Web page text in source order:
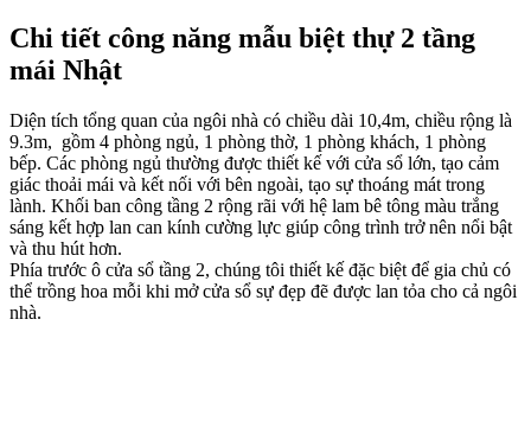
Chi tiết công năng mẫu biệt thự 2 tầng
mái Nhật
Diện tích tổng quan của ngôi nhà có chiều dài 10,4m, chiều rộng là
9.3m, gồm 4 phòng ngủ, 1 phòng thờ, 1 phòng khách, 1 phòng
bếp. Các phòng ngủ thường được thiết kế với cửa sổ lớn, tạo cảm
giác thoải mái và kết nối với bên ngoài, tạo sự thoáng mát trong
lành. Khối ban công tầng 2 rộng rãi với hệ lam bê tông màu trắng
sáng kết hợp lan can kính cường lực giúp công trình trở nên nổi bật
và thu hút hơn.
Phía trước ô cửa sổ tầng 2, chúng tôi thiết kế đặc biệt để gia chủ có
thể trồng hoa mỗi khi mở cửa sổ sự đẹp đẽ được lan tỏa cho cả ngôi
nhà.